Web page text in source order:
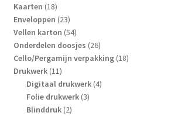
producten
Kaarten 1818
producten
Enveloppen 2323
producten
Vellen karton 5454
producten
Onderdelen doosjes 2626
producten
Cello/Pergamijn verpakking 1818
Drukwerk 1111
producten
Digitaal drukwerk 44
Folie drukwerk 33
Blinddruk 22